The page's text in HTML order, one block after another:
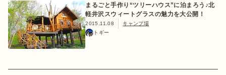
まるごと手作り“ツリーハウス”に泊まろう♪北
軽井沢スウィートグラスの魅力を大公開！
2015.11.08
キャンプ場
トギー